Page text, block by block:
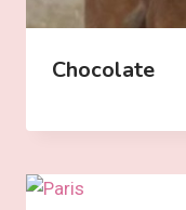
Chocolate